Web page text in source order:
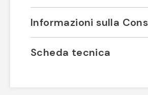
Informazioni sulla
Scheda tecnica